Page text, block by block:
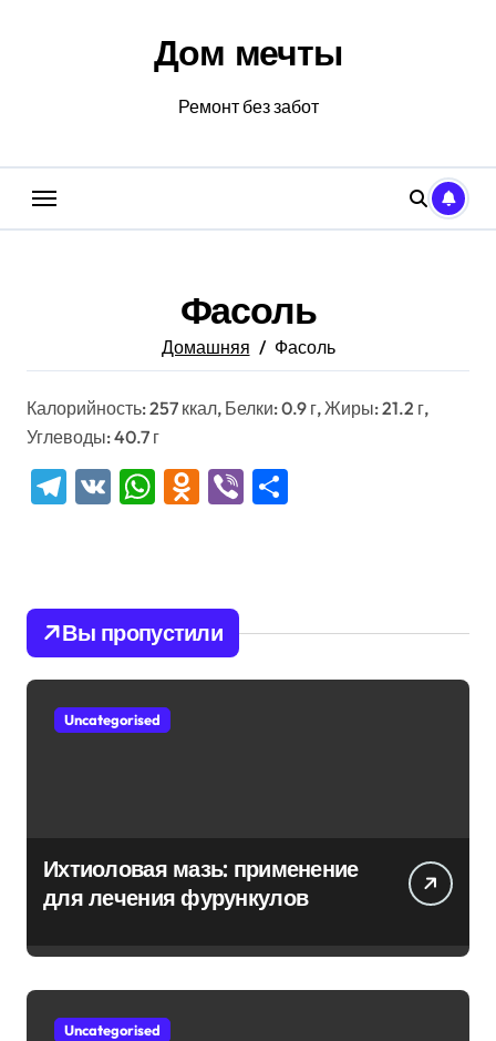
Дом мечты
Ремонт без забот
Фасоль
Домашняя Фасоль
Калорийность: 257 ккал, Белки: 0.9 г, Жиры: 21.2 г,
Углеводы: 40.7 г
Telegram
VK WhatsApp
Odnoklassniki
Viber
Вы пропустили
Uncategorised
Ихтиоловая мазь: применение
для лечения фурункулов
Uncategorised